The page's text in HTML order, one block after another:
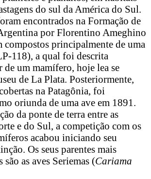
do sul da América do Sul.
encontrados na Formação de
por Florentino Ameghino
compostos principalmente de uma
118), a qual foi descrita
de um mamífero, hoje lea se
de La Plata. Posteriormente,
na Patagônia, foi
oriunda de uma ave em 1891.
da ponte de terra entre as
e do Sul, a competição com os
acabou iniciando seu
Os seus parentes mais
as aves Seriemas (Cariama